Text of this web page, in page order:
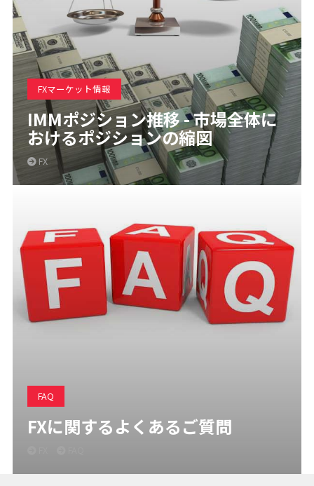
FXマーケット情報
IMMポジション推移 - 市場全体に
おけるポジションの縮図
FX
FAQ
FXに関するよくあるご質問